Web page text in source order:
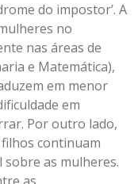
do impostor’. A
no
nas áreas de
e Matemática),
em menor
em
Por outro lado,
continuam
as mulheres.